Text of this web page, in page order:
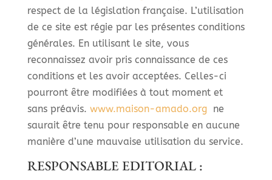
respect de la législation française. L’utilisation
de ce site est régie par les présentes conditions
générales. En utilisant le site, vous
reconnaissez avoir pris connaissance de ces
conditions et les avoir acceptées. Celles-ci
pourront être modifiées à tout moment et
sans préavis. www.maison-amado.orgne
saurait être tenu pour responsable en aucune
manière d’une mauvaise utilisation du service.
RESPONSABLE EDITORIAL :